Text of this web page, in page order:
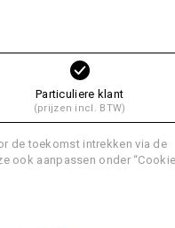
Particuliere klant
(prijzen incl. BTW)
de toekomst intrekken via de
ook aanpassen onder